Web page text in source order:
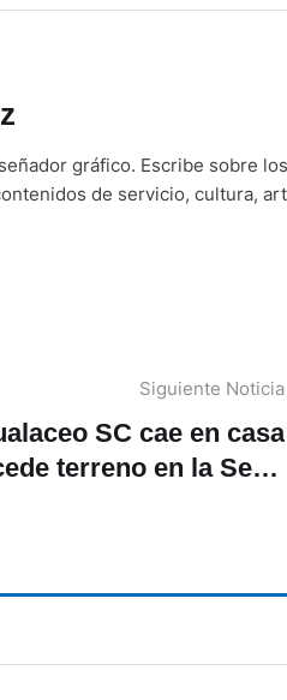
gráfico. Escribe sobre
de servicio, cultura,
Siguiente Noticia
SC cae en casa
terreno en la Serie